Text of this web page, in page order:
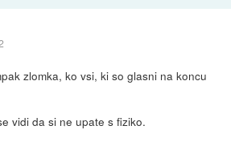
zlomka, ko vsi, ki so glasni na koncu
vidi da si ne upate s fiziko.